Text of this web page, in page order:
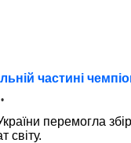
частині
перемогла
світу.